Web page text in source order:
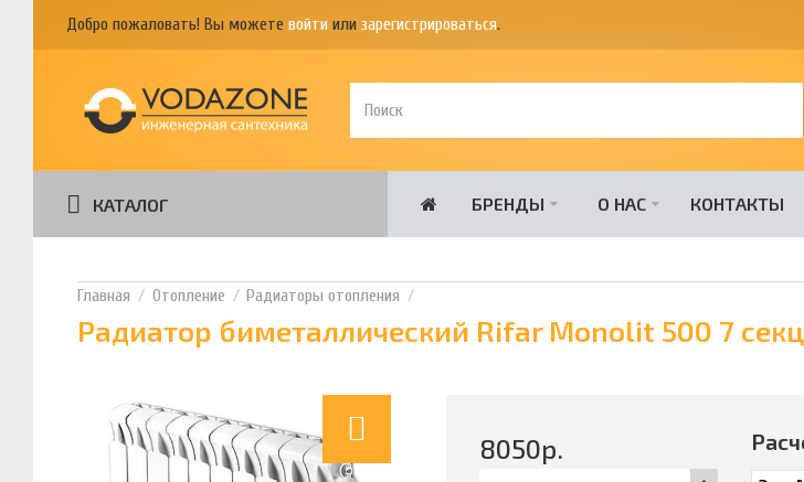
Добро пожаловать! Вы можете войти или зарегистрироваться.
КАТАЛОГ БРЕНДЫ О НАС КОНТАКТЫ
Отопление Радиаторы отопления
Радиатор биметаллический Rifar Monolit 500 7
8050р.